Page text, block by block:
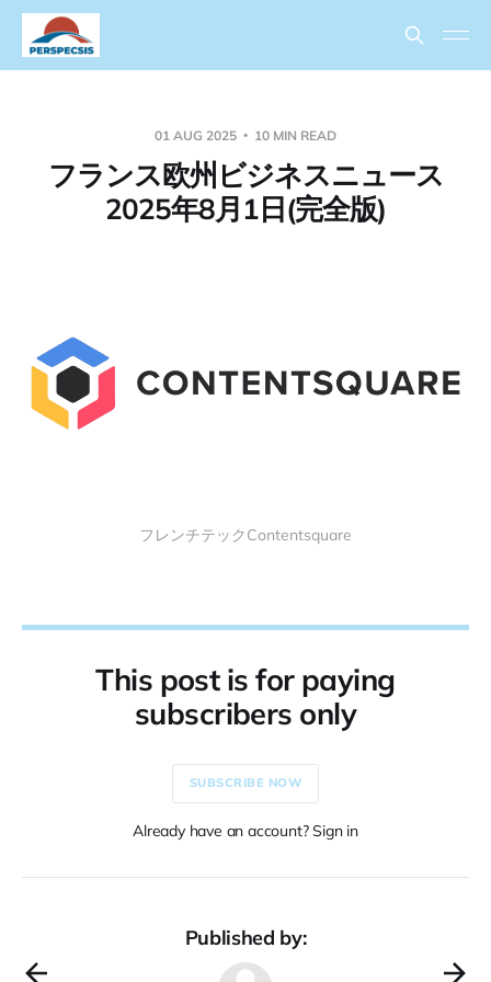
01 AUG 2025 10 MIN READ
フランス欧州ビジネスニュース
2025年8月1日(完全版)
フレンチテックContentsquare
This post is for paying
subscribers only
SUBSCRIBE NOW
Already have an account? Sign in
Published by: